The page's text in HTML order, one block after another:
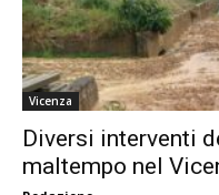
Vicenza
Diversi interventi
maltempo nel